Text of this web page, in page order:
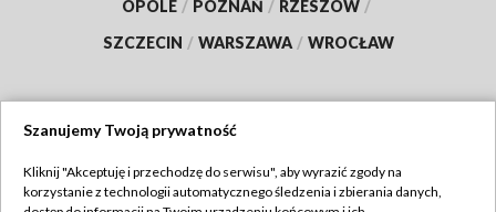
OPOLE / POZNAŃ / RZESZÓW /
SZCZECIN / WARSZAWA / WROCŁAW
TVP
Szanujemy Twoją prywatność
Kliknij "Akceptuję i przechodzę do serwisu", aby wyrazić zgody na
korzystanie z technologii automatycznego śledzenia i zbierania danych,